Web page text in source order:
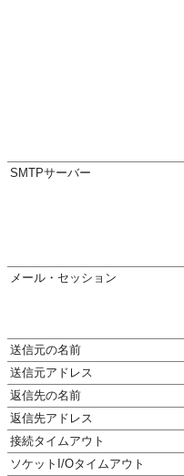
SMTPサーバー
メール・セッション
送信元の名前
送信元アドレス
返信先の名前
返信先アドレス
接続タイムアウト
ソケットI/Oタイムアウト